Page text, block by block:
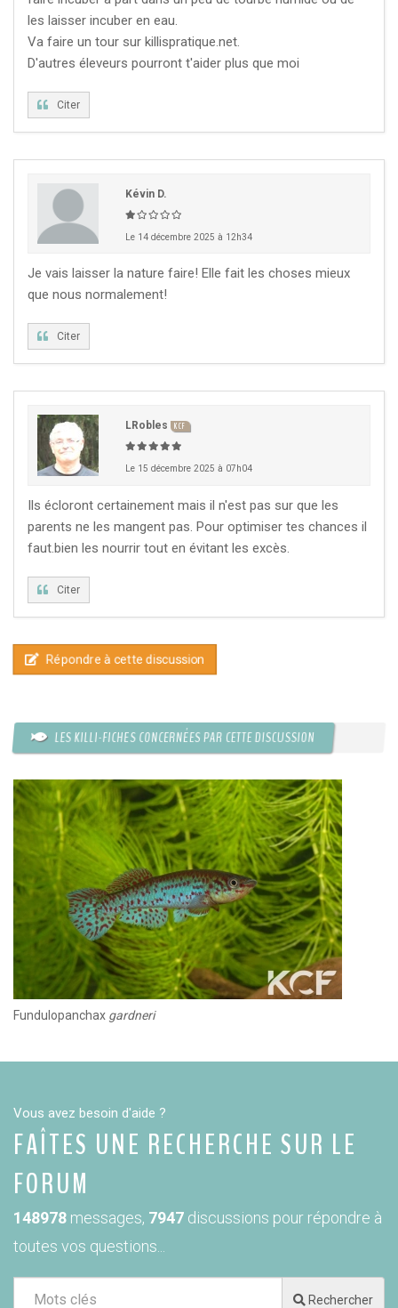
les laisser incuber en eau.
Va faire un tour sur killispratique.net.
D'autres éleveurs pourront t'aider plus que moi
Citer
Kévin D.
Le 14 décembre 2025 à 12h34
Je vais laisser la nature faire! Elle fait les choses mieux
que nous normalement!
Citer
LRobles KCF
Le 15 décembre 2025 à 07h04
Ils écloront certainement mais il n'est pas sur que les
parents ne les mangent pas. Pour optimiser tes chances il
faut.bien les nourrir tout en évitant les excès.
Citer
Répondre à cette discussion
LES KILLI-FICHES CONCERNÉES PAR CETTE DISCUSSION
Fundulopanchax gardneri
Vous avez besoin d'aide ?
FAÎTES UNE RECHERCHE SUR LE
FORUM
148978 messages, 7947 discussions pour répondre à
toutes vos questions...
Rechercher